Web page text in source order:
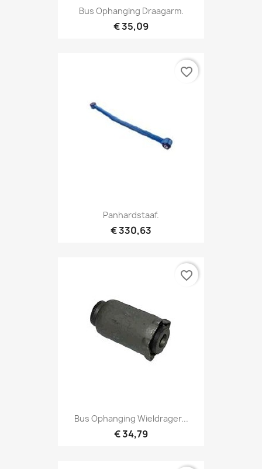
Bus Ophanging Draagarm.
€ 35,09
Panhardstaaf.
€ 330,63
favorite_border
Bus Ophanging Wieldrager...
€ 34,79
favorite_border